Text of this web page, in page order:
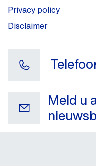
Privacy policy
Disclaimer
Meld u
Uw e-mail